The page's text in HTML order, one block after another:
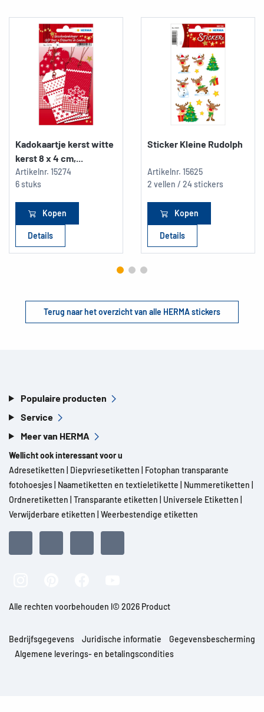
Kadokaartje kerst witte
kerst 8 x 4 cm,...
Artikelnr. 15274
6 stuks
Kopen
Details
Sticker Kleine Rudolph
Artikelnr. 15625
2 vellen / 24 stickers
Kopen
Details
Terug naar het overzicht van alle HERMA stickers
Populaire producten
Service
Meer van HERMA
Wellicht ook interessant voor u
Adresetiketten
Diepvriesetiketten
Fotophan transparante
fotohoesjes Naametiketten en textieletikette Nummeretiketten
Ordneretiketten Transparante etiketten Universele Etiketten
Verwijderbare etiketten Weerbestendige etiketten
Alle rechten voorbehouden l© 2026 Product
Bedrijfsgegevens Juridische informatie
Gegevensbescherming
Algemene leverings- en betalingscondities